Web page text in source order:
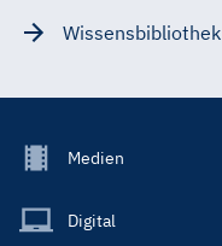
Wissensbibliothek
Footer
Main
Medien
Digital